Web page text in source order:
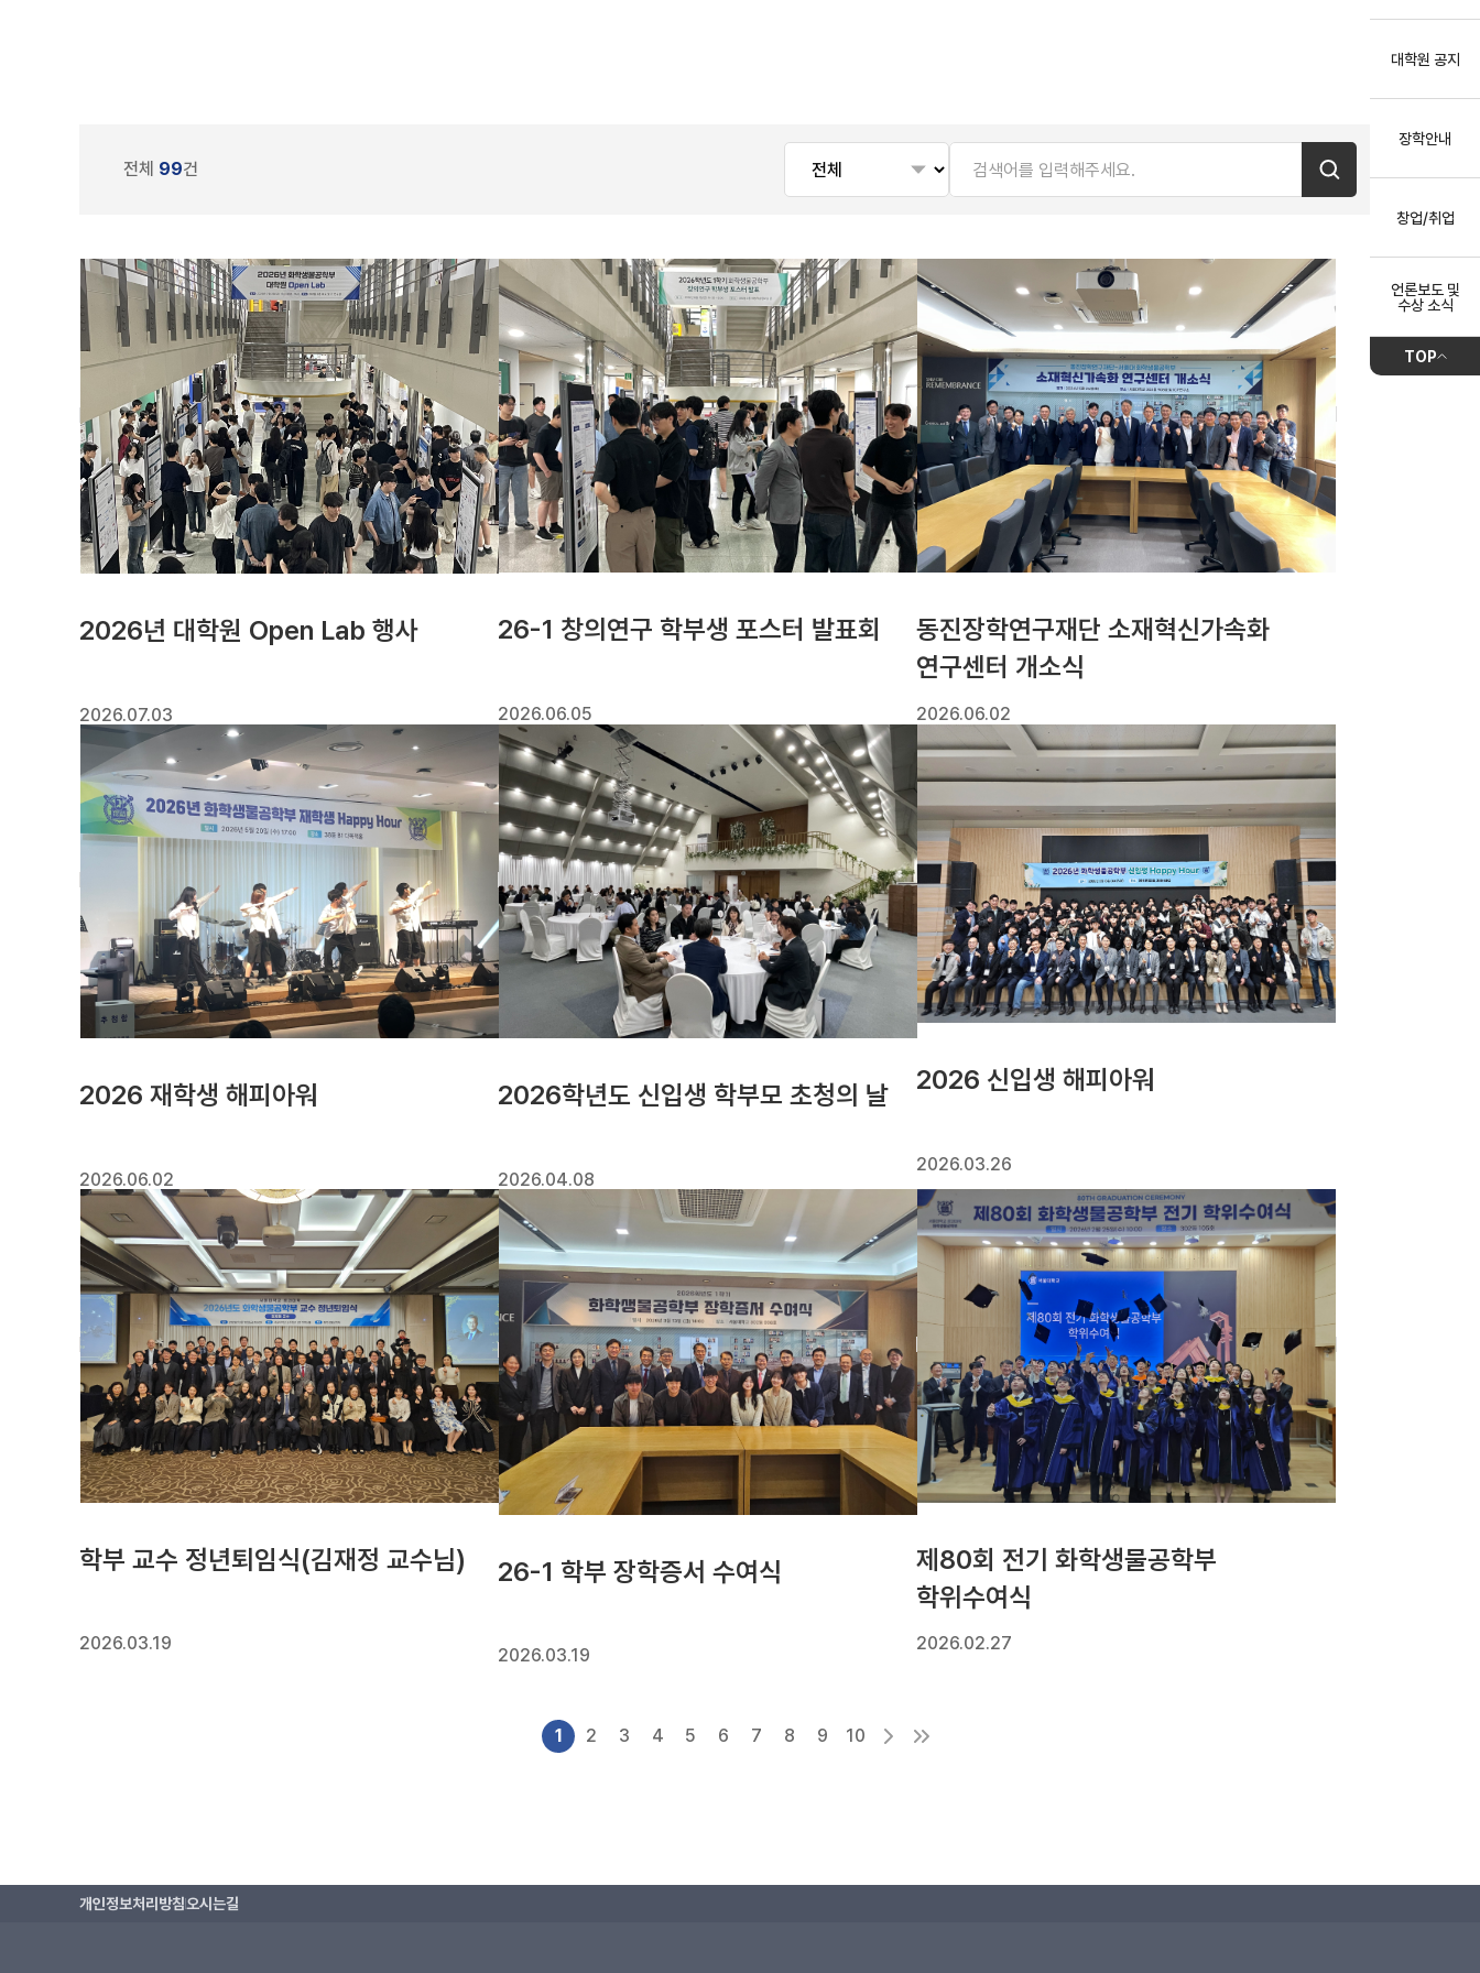
전체 99건
검색
2026년 대학원 Open Lab 행사
2026.07.03
26-1 창의연구 학부생 포스터 발표회
2026.06.05
동진장학연구재단 소재혁신가속화
연구센터 개소식
2026.06.02
2026 재학생 해피아워
2026.06.02
2026학년도 신입생 학부모 초청의 날
2026.04.08
2026 신입생 해피아워
2026.03.26
학부 교수 정년퇴임식(김재정 교수님)
2026.03.19
26-1 학부 장학증서 수여식
2026.03.19
제80회 전기 화학생물공학부
학위수여식
2026.02.27
1 2 3 4 5 6 7 8 9 10
개인정보처리방침오시는길
대학원 공지
장학안내
창업/취업
언론보도 및
수상 소식
TOP